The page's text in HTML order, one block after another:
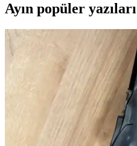
Ayın popüler yazıları